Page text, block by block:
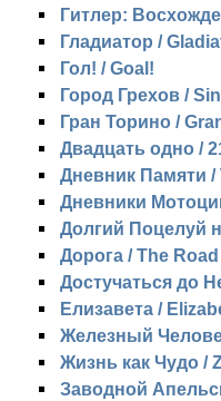
Гитлер:
Гладиатор /
Гол! / Goal!
Город Грехов /
Гран Торино /
Двадцать одно /
Дневник Памяти /
Дневники
Долгий Поцелуй
Дорога / The Road
Достучаться до
Елизавета /
Железный
Жизнь как Чудо /
Заводной